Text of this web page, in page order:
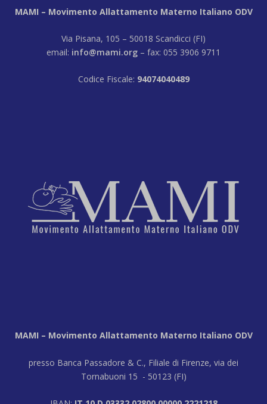
MAMI – Movimento Allattamento Materno Italiano ODV
Via Pisana, 105 – 50018 Scandicci (FI)
email: info@mami.org – fax: 055 3906 9711
Codice Fiscale: 94074040489
MAMI – Movimento Allattamento Materno Italiano ODV
presso Banca Passadore & C., Filiale di Firenze, via dei
Tornabuoni 15 - 50123 (FI)